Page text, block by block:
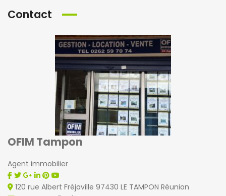
Contact
OFIM Tampon
Agent immobilier
120 rue Albert Fréjaville 97430 LE TAMPON Réunion